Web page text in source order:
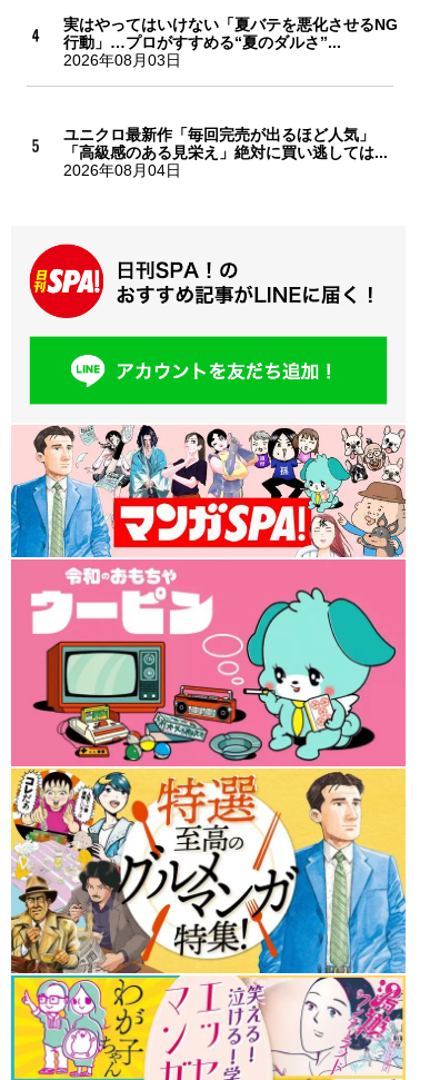
実はやってはいけない「夏バテを悪化させるNG
行動」…プロがすすめる“夏のダルさ”...
2026年08月03日
ユニクロ最新作「毎回完売が出るほど人気」
「高級感のある見栄え」絶対に買い逃しては...
2026年08月04日